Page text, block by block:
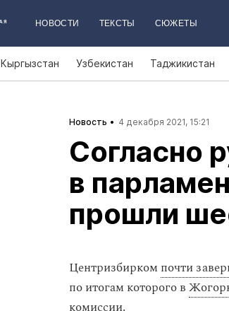
НОВОСТИ ТЕКСТЫ СЮЖЕТЫ
Кыргызстан Узбекистан Таджикистан
Новость 4 декабря 2021, 15:21
Согласно
в
прошли
Центризбирком почти
по итогам которого в